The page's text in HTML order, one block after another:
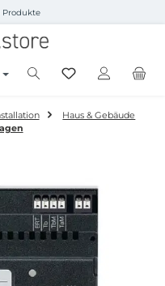
Produkte
Haus & Gebäude